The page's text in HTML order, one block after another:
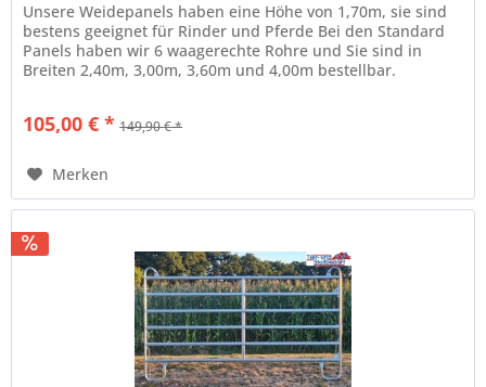
Unsere Weidepanels haben eine Höhe von 1,70m, sie sind
bestens geeignet für Rinder und Pferde Bei den Standard
Panels haben wir 6 waagerechte Rohre und Sie sind in
Breiten 2,40m, 3,00m, 3,60m und 4,00m bestellbar.
105,00 € * 149,90 € *
Merken